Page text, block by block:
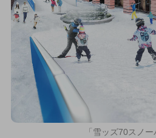
「雪ッズ70スノー